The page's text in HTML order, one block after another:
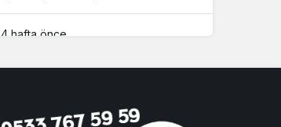
4 hafta önce
3 hafta önce